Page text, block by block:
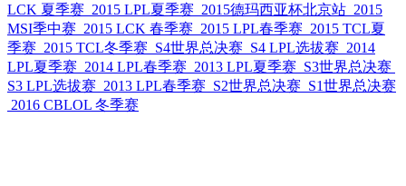
LCK 夏季赛 2015 LPL夏季赛 2015德玛西亚杯北京站 2015
MSI季中赛 2015 LCK 春季赛 2015 LPL春季赛 2015 TCL夏
季赛 2015 TCL冬季赛 S4世界总决赛 S4 LPL选拔赛 2014
LPL夏季赛 2014 LPL春季赛 2013 LPL夏季赛 S3世界总决赛
S3 LPL选拔赛 2013 LPL春季赛 S2世界总决赛 S1世界总决赛
2016 CBLOL 冬季赛